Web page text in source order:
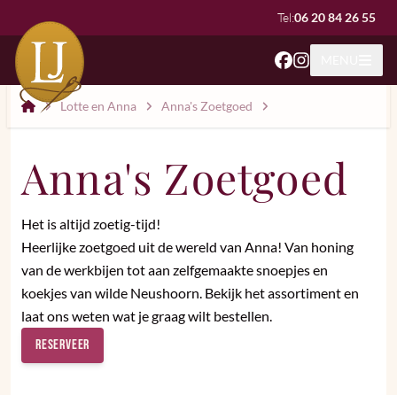
Tel:06 20 84 26 55
Atelier Lotte Jansen
Lotte en Anna Anna's Zoetgoed
Anna's Zoetgoed
Het is altijd zoetig-tijd!
Heerlijke zoetgoed uit de wereld van Anna! Van honing
van de werkbijen tot aan zelfgemaakte snoepjes en
koekjes van wilde Neushoorn. Bekijk het assortiment en
laat ons weten wat je graag wilt bestellen.
Reserveer